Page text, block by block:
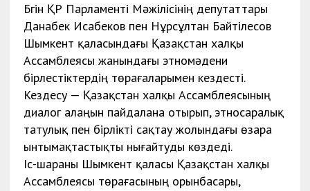
Бүгін ҚР Парламенті Мәжілісінің депутаттары
Данабек Исабеков пен Нұрсұлтан Байтілесов
Шымкент қаласындағы Қазақстан халқы
Ассамблеясы жанындағы этномәдени
бірлестіктердің төрағаларымен кездесті.
Кездесу — Қазақстан халқы Ассамблеясының
диалог алаңын пайдалана отырып, этносаралық
татулық пен бірлікті сақтау жолындағы өзара
ынтымақтастықты нығайтуды көздеді.
Іс-шараны Шымкент қаласы Қазақстан халқы
Ассамблеясы төрағасының орынбасары,